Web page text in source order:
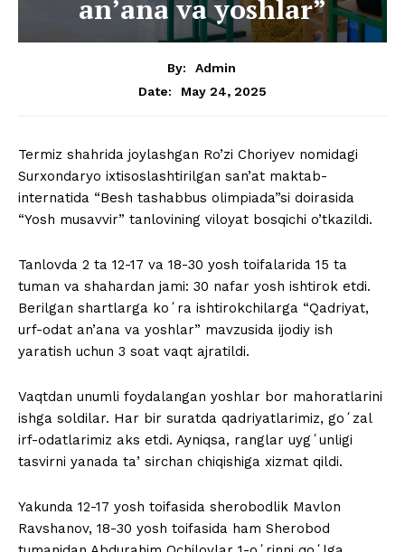
an’ana va yoshlar”
By:
Admin
Date:
May 24, 2025
Termiz shahrida joylashgan Ro’zi Choriyev nomidagi
Surxondaryo ixtisoslashtirilgan san’at maktab-
internatida “Besh tashabbus olimpiada”si doirasida
“Yosh musavvir” tanlovining viloyat bosqichi o’tkazildi.
Tanlovda 2 ta 12-17 va 18-30 yosh toifalarida 15 ta
tuman va shahardan jami: 30 nafar yosh ishtirok etdi.
Berilgan shartlarga koʻra ishtirokchilarga “Qadriyat,
urf-odat an’ana va yoshlar” mavzusida ijodiy ish
yaratish uchun 3 soat vaqt ajratildi.
Vaqtdan unumli foydalangan yoshlar bor mahoratlarini
ishga soldilar. Har bir suratda qadriyatlarimiz, goʻzal
irf-odatlarimiz aks etdi. Ayniqsa, ranglar uygʻunligi
tasvirni yanada taʼsirchan chiqishiga xizmat qildi.
Yakunda 12-17 yosh toifasida sherobodlik Mavlon
Ravshanov, 18-30 yosh toifasida ham Sherobod